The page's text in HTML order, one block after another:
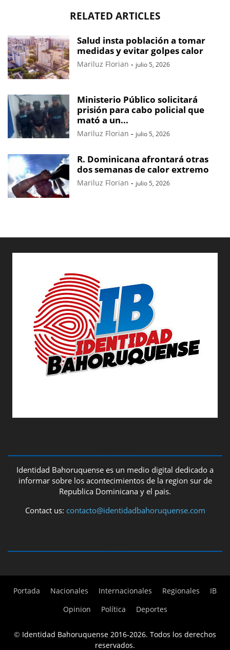
RELATED ARTICLES
Salud insta población a tomar
medidas y evitar golpes calor
Mariluz Florian - julio 5, 2026
Ministerio Público solicitará
prisión para cabo policial que
mató a un...
Mariluz Florian - julio 5, 2026
R. Dominicana afrontará otras
dos semanas de calor extremo
Mariluz Florian - julio 5, 2026
Identidad Bahoruquense es un medio digital dedicado a
informar sobre los acontecimientos de la region sur de
Republica Dominicana y el pais.
Contact us: contacto@identidadbahoruquense.com
Portada Nacionales Internacionales Regionales
IB
Opinion
Política Deportes
© Identidad Bahoruquense 2016-2026. Todos los derechos
reservados.